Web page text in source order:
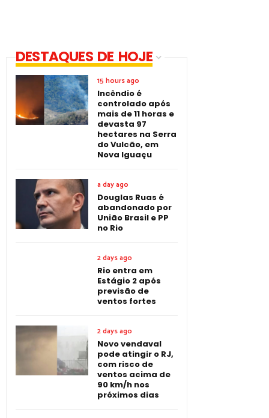
DESTAQUES DE HOJE
15 hours ago
Incêndio é
controlado após
mais de 11 horas e
devasta 97
hectares na Serra
do Vulcão, em
Nova Iguaçu
a day ago
Douglas Ruas é
abandonado por
União Brasil e PP
no Rio
2 days ago
Rio entra em
Estágio 2 após
previsão de
ventos fortes
2 days ago
Novo vendaval
pode atingir o RJ,
com risco de
ventos acima de
90 km/h nos
próximos dias